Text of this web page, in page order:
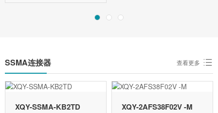
SSMA连接器 查看更多
XQY-SSMA-KB2TD XQY-2AFS38F02V -M